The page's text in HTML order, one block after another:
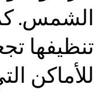
الشمس.
تنظيفها
للأماكن